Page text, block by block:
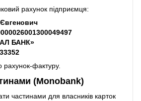
рахунок підприємця:
БАНК»
фактуру.
(Monobank)
частинами для власників карток